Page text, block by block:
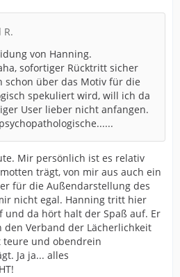
von Hanning.
sofortiger Rücktritt sicher
schon über das Motiv für die
spekuliert wird, will ich da
User lieber nicht anfangen.
Mir persönlich ist es relativ
trägt, von mir aus auch ein
für die Außendarstellung des
nicht egal. Hanning tritt hier
und da hört halt der Spaß auf. Er
Verband der Lächerlichkeit
teure und obendrein
Ja ja... alles